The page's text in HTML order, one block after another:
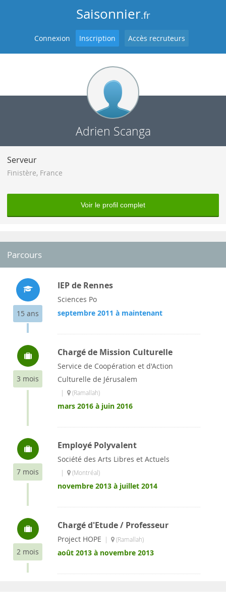
Saisonnier.fr
Connexion Inscription Accès recruteurs
Adrien Scanga
Serveur
Finistère, France
Voir le profil complet
Parcours
15 ans
IEP de Rennes
Sciences Po
septembre 2011 à maintenant
3 mois
Chargé de Mission Culturelle
Service de Coopération et d'Action
Culturelle de Jérusalem
| (Ramallah)
mars 2016 à juin 2016
7 mois
Employé Polyvalent
Société des Arts Libres et Actuels
| (Montréal)
novembre 2013 à juillet 2014
2 mois
Chargé d'Etude / Professeur
Project HOPE | (Ramallah)
août 2013 à novembre 2013